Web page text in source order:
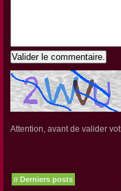
Valider le commentaire.
Attention, avant de valider
// Derniers posts